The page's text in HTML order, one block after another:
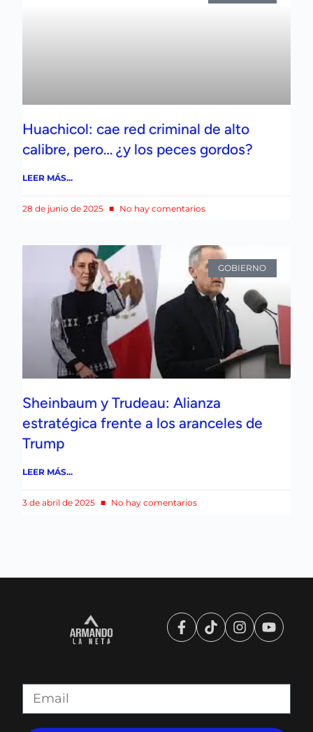
Huachicol: cae red criminal de alto
calibre, pero… ¿y los peces gordos?
LEER MÁS...
28 de junio de 2025 No hay comentarios
GOBIERNO
Sheinbaum y Trudeau: Alianza
estratégica frente a los aranceles de
Trump
LEER MÁS...
3 de abril de 2025 No hay comentarios